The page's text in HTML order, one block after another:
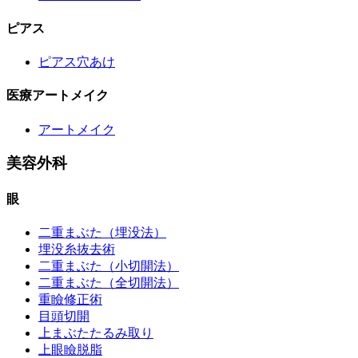
ピアス
ピアス穴あけ
医療アートメイク
アートメイク
美容外科
眼
二重まぶた（埋没法）
埋没糸抜去術
二重まぶた（小切開法）
二重まぶた（全切開法）
重瞼修正術
目頭切開
上まぶたたるみ取り
上眼瞼脱脂